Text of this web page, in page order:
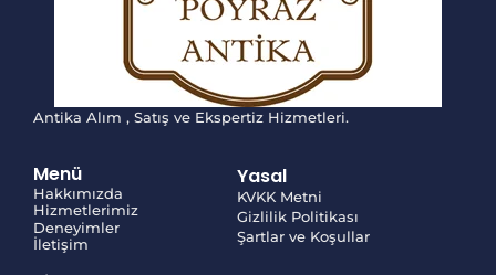
Antika Alım , Satış ve Ekspertiz Hizmetleri.
Menü
Hakkımızda
Hizmetlerimiz
Deneyimler
İletişim
Yasal
KVKK Metni
Gizlilik Politikası
Şartlar ve Koşullar